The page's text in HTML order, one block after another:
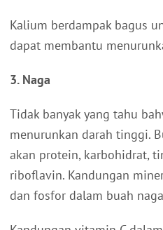
Kalium berdampak bagus
dapat membantu
3. Naga
Tidak banyak yang tahu
menurunkan darah tinggi.
akan protein, karbohidrat,
riboflavin. Kandungan
dan fosfor dalam buah